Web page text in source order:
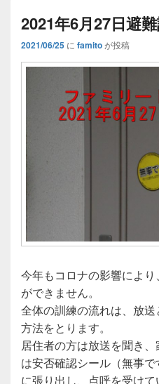
2021年6月27日避
2021/06/25 に famitoが投稿
今年もコロナの影響によ
ができません。
全体の訓練の流れは、放
方法をとります。
居住者の方は放送を聞き
は安否確認シール（無事
に張り出し、点呼を受けて